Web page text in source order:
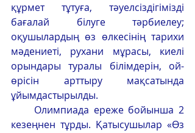
құрмет тұтуға, тәуелсіздігімізді
бағалай білуге тәрбиелеу;
оқушылардың өз өлкесінің тарихи
мәдениеті, рухани мұрасы, киелі
орындары туралы білімдерін, ой-
өрісін арттыру мақсатында
ұйымдастырылды.
Олимпиада ереже бойынша 2
кезеңнен тұрды. Қатысушылар «Өз